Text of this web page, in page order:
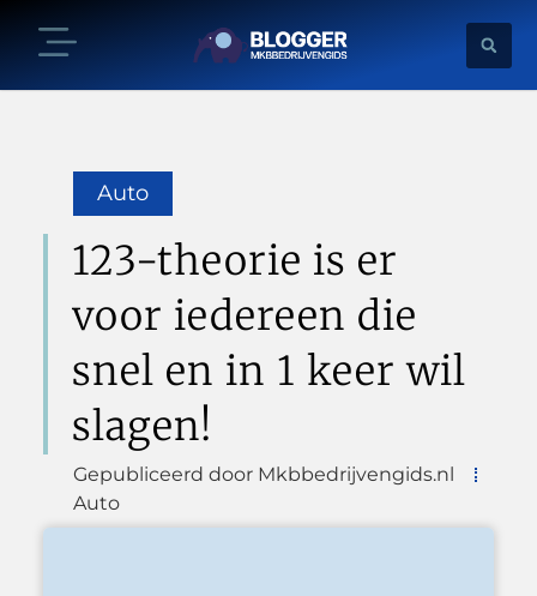
Auto
123-theorie is er
voor iedereen die
snel en in 1 keer wil
slagen!
Gepubliceerd door Mkbbedrijvengids.nl
Auto